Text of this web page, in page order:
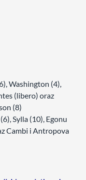
Washington (4),
(libero) oraz
(8)
Sylla (10), Egonu
Cambi i Antropova